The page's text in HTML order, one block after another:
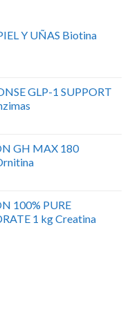
Y UÑAS Biotina
GLP-1 SUPPORT
GH MAX 180
100% PURE
1 kg Creatina